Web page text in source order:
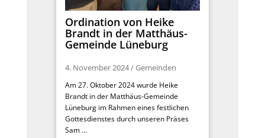
Ordination von Heike
Brandt in der Matthäus-
Gemeinde Lüneburg
4. November 2024/ Gemeinden
Am 27. Oktober 2024 wurde Heike
Brandt in der Matthäus-Gemeinde
Lüneburg im Rahmen eines festlichen
Gottesdienstes durch unseren Präses
Sam ...